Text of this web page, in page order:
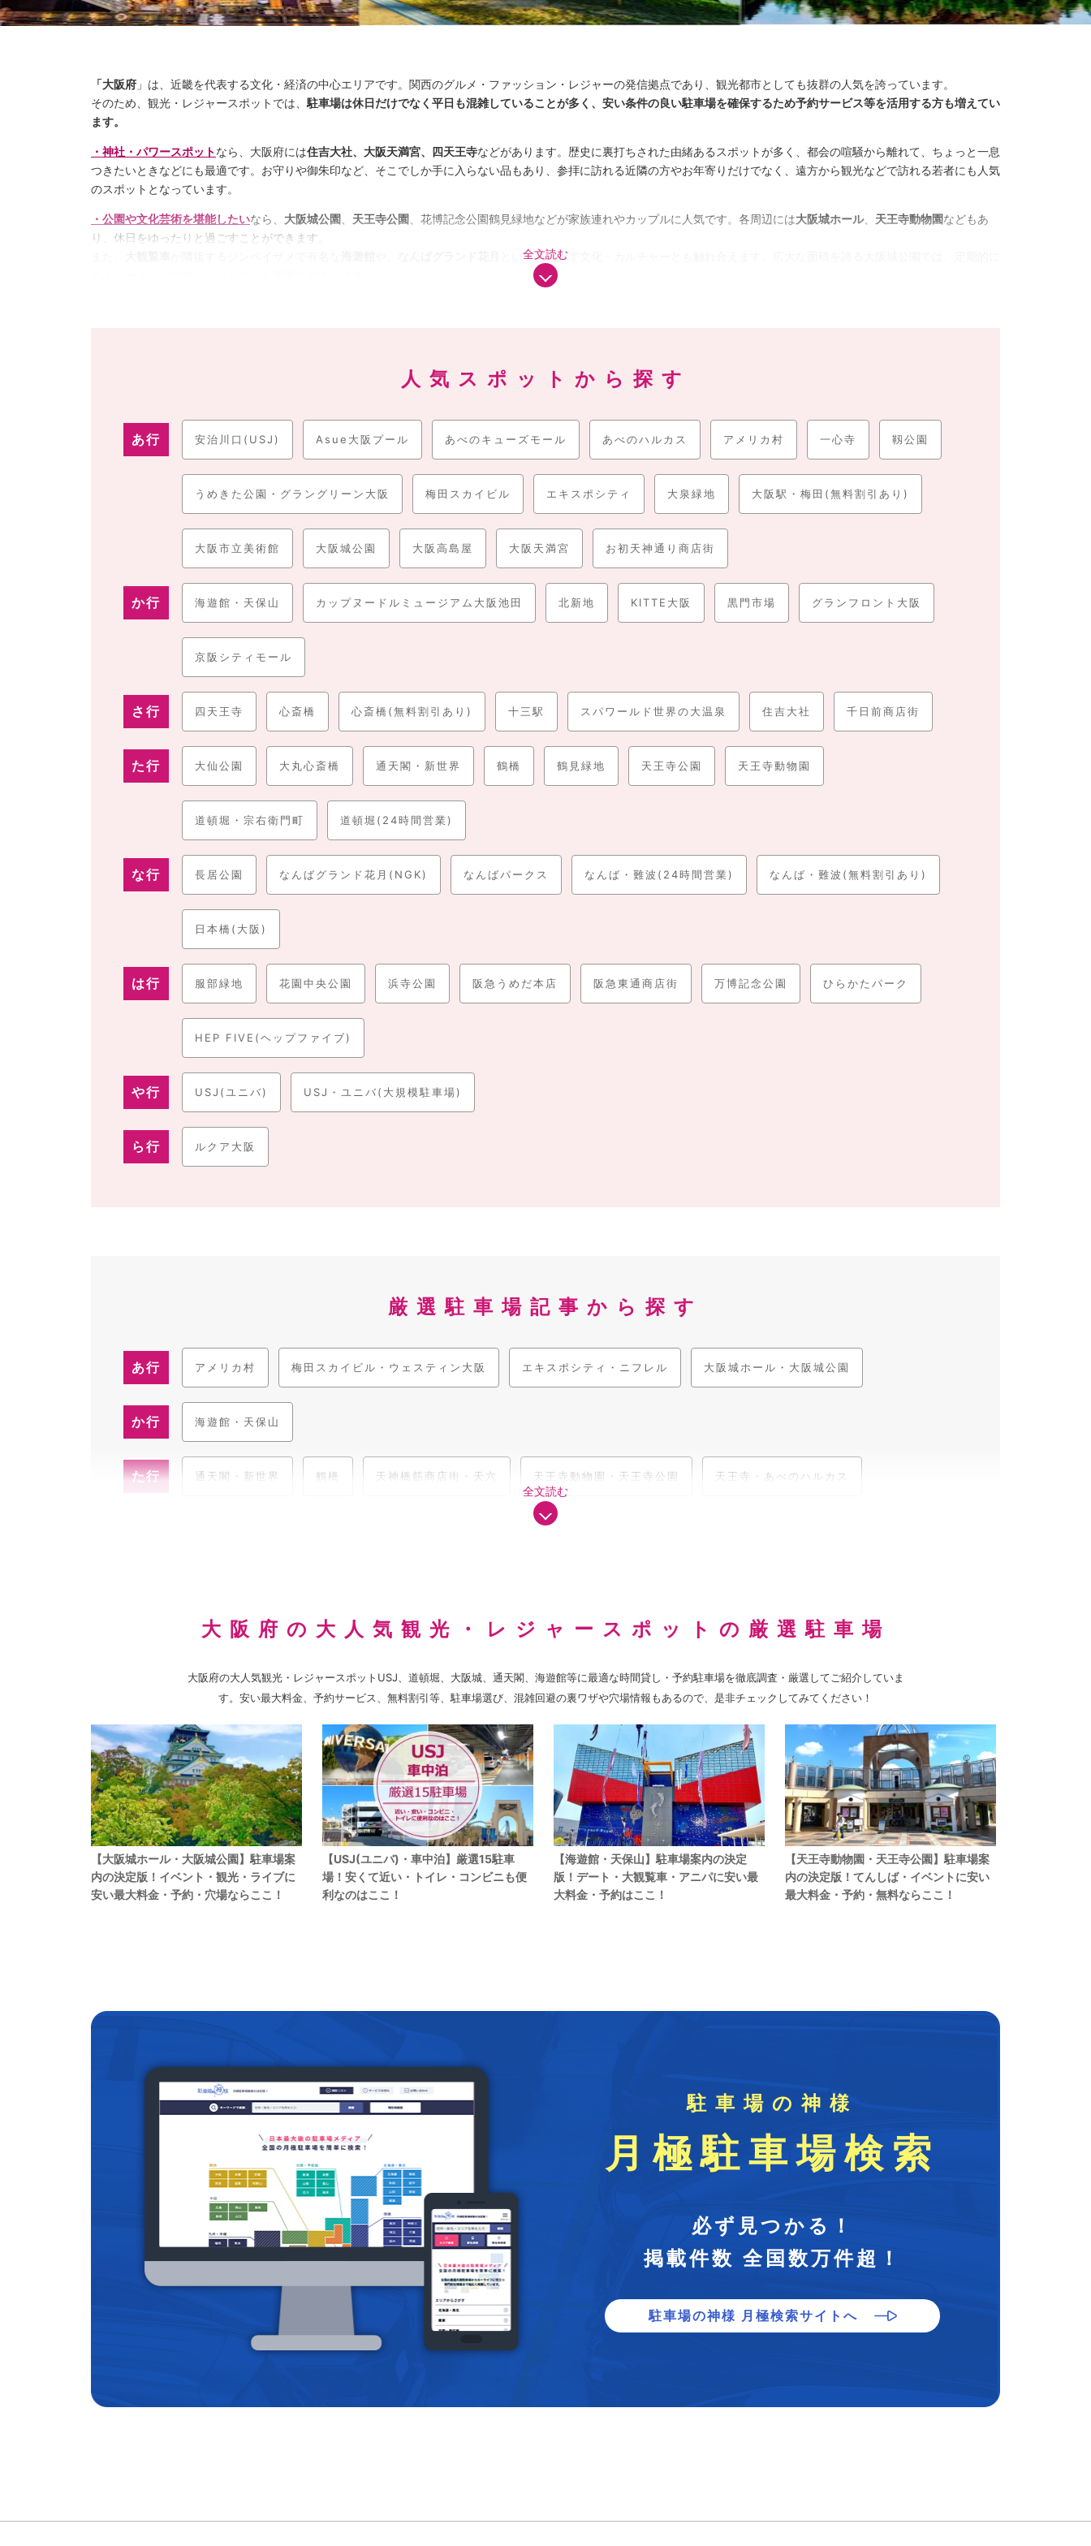
全文読む
「大阪府 」は、近畿を代表する文化・経済の中心エリアです。関西のグルメ・ファッション・レジャーの発信拠点であり、観光都市としても抜群の人気を誇っています。
そのため、観光・レジャースポットでは、 駐車場は休日だけでなく平日も混雑していることが多く、安い条件の良い駐車場を確保するため予約サービス等を活用する方も増えてい
ます。
・神社・パワースポットなら、大阪府には住吉大社、大阪天満宮、四天王寺などがあります。歴史に裏打ちされた由緒あるスポットが多く、都会の喧騒から離れて、ちょっと一息
つきたいときなどにも最適です。お守りや御朱印など、そこでしか手に入らない品もあり、参拝に訪れる近隣の方やお年寄りだけでなく、遠方から観光などで訪れる若者にも人気
のスポットとなっています。
・公園や文化芸術を堪能したいなら、 大阪城公園 天王寺公園 、花博記念公園鶴見緑地などが家族連れやカップルに人気です。各周辺には大阪城ホール、 天王寺動物園などもあ
り、休日をゆったりと過ごすことができます。
といった施設で文化・カルチャーとも触れ合えます。広大な面積を誇る大阪城公園では、定期的に
なら、古着や雑貨などのショップが数多く点在する アメリカ村、大丸心斎橋店、心斎橋筋商店街
阪急梅田、大丸梅田、ルクア大阪、ヒルトンプラザ、ハービス大阪 等があり、ショッピング天国として、ハイセンスなお店がたくさん集
・大阪府の人気観光施設としては、日本一の高層ビルの「あべのハルカス」や大人気レジャー施設の「USJ(ユニバーサル・スタジオ・ジャパン）」は常に多くの観光客が集まり
ます。特に地上300mにある「あべのハルカス」の展望台からは、
天神祭奉納花火も綺麗に見えます。
一方、「USJ」では大作映画のハリーポッターやミニオンをモチーフとした極上のエンターテイメントが堪能でき、グループで訪れる観光客も目立ちます。
とができます。また、周辺には数多くの巨大看板が設置されており、大阪でしか見られない、独特な夜景を楽しむことができます。
このように大阪府は、魅力的な観光・レジャースポットが多くて、駐車場の活用方法も多様化しているため、駐車場の利用ニーズ（最大料金・予約サービス、割引等）
人気スポットから探す
あ行 安治川口(USJ) Asue大阪プール あべのキューズモール あべのハルカス アメリカ村 一心寺 靱公園
うめきた公園・グラングリーン大阪 梅田スカイビル エキスポシティ 大泉緑地 大阪駅・梅田(無料割引あり)
大阪市立美術館 大阪城公園 大阪高島屋 大阪天満宮 お初天神通り商店街
か行 海遊館・天保山 カップヌードルミュージアム大阪池田 北新地 KITTE大阪 黒門市場 グランフロント大阪
京阪シティモール
さ行 四天王寺 心斎橋 心斎橋(無料割引あり) 十三駅 スパワールド世界の大温泉 住吉大社 千日前商店街
た行 大仙公園 大丸心斎橋 通天閣・新世界 鶴橋 鶴見緑地 天王寺公園 天王寺動物園
道頓堀・宗右衛門町 道頓堀(24時間営業)
な行 長居公園 なんばグランド花月(NGK) なんばパークス なんば・難波(24時間営業) なんば・難波(無料割引あり)
日本橋(大阪)
は行 服部緑地 花園中央公園 浜寺公園 阪急うめだ本店 阪急東通商店街 万博記念公園 ひらかたパーク
HEP FIVE(ヘップファイブ)
や行 USJ(ユニバ) USJ・ユニバ(大規模駐車場)
ら行 ルクア大阪
全文読む
厳選駐車場記事から探す
あ行 アメリカ村 梅田スカイビル・ウェスティン大阪 エキスポシティ・ニフレル 大阪城ホール・大阪城公園
か行 海遊館・天保山
た行 通天閣・新世界 鶴橋 天神橋筋商店街・天六 天王寺動物園・天王寺公園 天王寺・あべのハルカス
USJ（ユニバーサル・スタジオ・ジャパン） USJ(ユニバ)・車中泊
大阪府の大人気観光・レジャースポットの厳選駐車場
大阪府の大人気観光・レジャースポットUSJ、道頓堀、大阪城、通天閣、海遊館等に最適な時間貸し・予約駐車場を徹底調査・厳選してご紹介していま
す。安い最大料金、予約サービス、無料割引等、駐車場選び、混雑回避の裏ワザや穴場情報もあるので、是非チェックしてみてください！
【大阪城ホール・大阪城公園】駐車場案
内の決定版！イベント・観光・ライブに
安い最大料金・予約・穴場ならここ！
【USJ(ユニバ)・車中泊】厳選15駐車
場！安くて近い・トイレ・コンビニも便
利なのはここ！
【海遊館・天保山】駐車場案内の決定
版！デート・大観覧車・アニパに安い最
大料金・予約はここ！
【天王寺動物園・天王寺公園】駐車場案
内の決定版！てんしば・イベントに安い
最大料金・予約・無料ならここ！
駐車場の神様
月極駐車場検索
必ず見つかる！
掲載件数 全国数万件超！
駐車場の神様 月極検索サイトへ